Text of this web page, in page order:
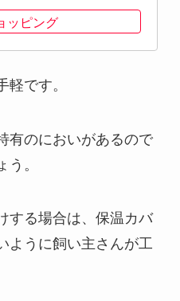
ッピング
軽です。
有のにおいがあるので
。
する場合は、保温カバ
ように飼い主さんが工